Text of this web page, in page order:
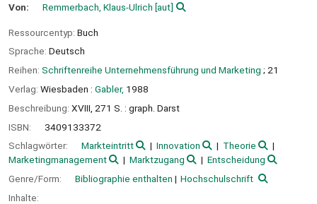
Von: Remmerbach, Klaus-Ulrich [aut]
Ressourcentyp: Buch
Sprache: Deutsch
Reihen: Schriftenreihe Unternehmensführung und Marketing ; 21
Verlag: Wiesbaden : Gabler, 1988
Beschreibung: XVIII, 271 S. : graph. Darst
ISBN:
3409133372
Schlagwörter:
Markteintritt Innovation
Theorie
Marketingmanagement
Marktzugang
Entscheidung
Genre/Form:
Bibliographie enthalten
Hochschulschrift
Inhalte: